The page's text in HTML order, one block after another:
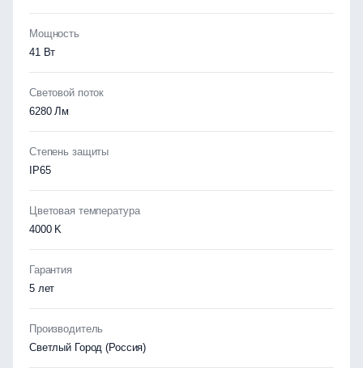
Мощность
41 Вт
Световой поток
6280 Лм
Степень защиты
IP65
Цветовая температура
4000 K
Гарантия
5 лет
Производитель
Светлый Город (Россия)